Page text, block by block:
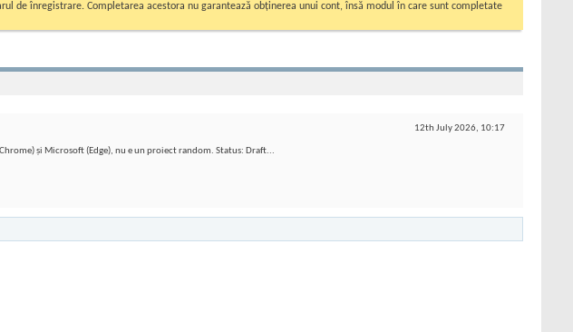
de înregistrare. Completarea acestora nu garantează obținerea unui cont, însă modul în care sunt completate
12th July 2026, 10:17
și Microsoft (Edge), nu e un proiect random. Status: Draft...